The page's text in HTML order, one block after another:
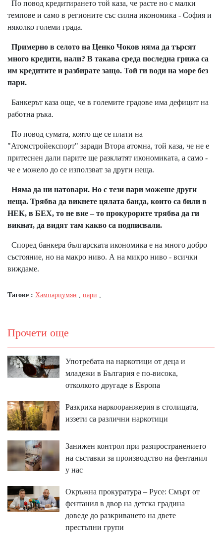
По повод кредитирането той каза, че расте но с малки
темпове и само в регионите със силна икономика - София и
няколко големи града.
Примерно в селото на Ценко Чоков няма да търсят
много кредити, нали? В такава среда последна грижа са
им кредитите и разбирате защо. Той ги води на море без
пари.
Банкерът каза още, че в големите градове има дефицит на
работна ръка.
По повод сумата, която ще се плати на
"Атомстройекспорт" заради Втора атомна, той каза, че не е
притеснен дали парите ще разклатят икономиката, а само -
че е можело до се използват за други неща.
Няма да ни натовари. Но с тези пари можеше други
неща. Трябва да викнете цялата банда, които са били в
НЕК, в БЕХ, то не вие – то прокурорите трябва да ги
викнат, да видят там какво са подписвали.
Според банкера българската икономика е на много добро
състояние, но на макро ниво. А на микро ниво - всички
виждаме.
Тагове : Хампарцумян , пари ,
Прочети още
Употребата на наркотици от деца и
младежи в България е по-висока,
отколкото другаде в Европа
Разкриха наркооранжерия в столицата,
иззети са различни наркотици
Занижен контрол при разпространението
на съставки за производство на фентанил
у нас
Окръжна прокуратура – Русе: Смърт от
фентанил в двор на детска градина
доведе до разкриването на двете
престъпни групи